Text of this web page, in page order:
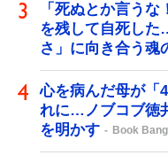
「死ぬとか言う
を残して自死し
さ」に向き合う魂
心を病んだ母が「
れに…ノブコブ徳
を明かす
Book Bang